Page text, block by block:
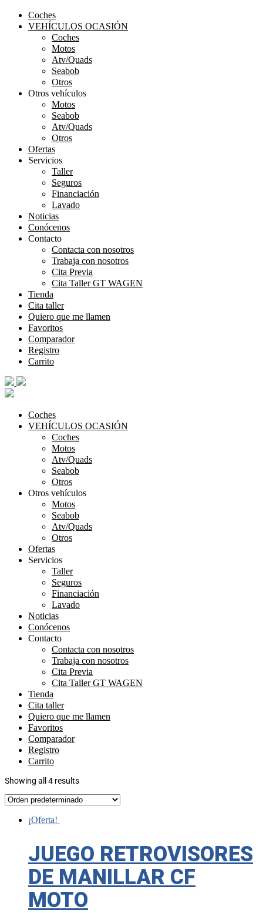
Coches
VEHÍCULOS OCASIÓN
Coches
Motos
Atv/Quads
Seabob
Otros
Otros vehículos
Motos
Seabob
Atv/Quads
Otros
Ofertas
Servicios
Taller
Seguros
Financiación
Lavado
Noticias
Conócenos
Contacto
Contacta con nosotros
Trabaja con nosotros
Cita Previa
Cita Taller GT WAGEN
Tienda
Cita taller
Quiero que me llamen
Favoritos
Comparador
Registro
Carrito
Coches
VEHÍCULOS OCASIÓN
Coches
Motos
Atv/Quads
Seabob
Otros
Otros vehículos
Motos
Seabob
Atv/Quads
Otros
Ofertas
Servicios
Taller
Seguros
Financiación
Lavado
Noticias
Conócenos
Contacto
Contacta con nosotros
Trabaja con nosotros
Cita Previa
Cita Taller GT WAGEN
Tienda
Cita taller
Quiero que me llamen
Favoritos
Comparador
Registro
Carrito
Showing all 4 results
¡Oferta!
JUEGO RETROVISORES
DE MANILLAR CF
MOTO